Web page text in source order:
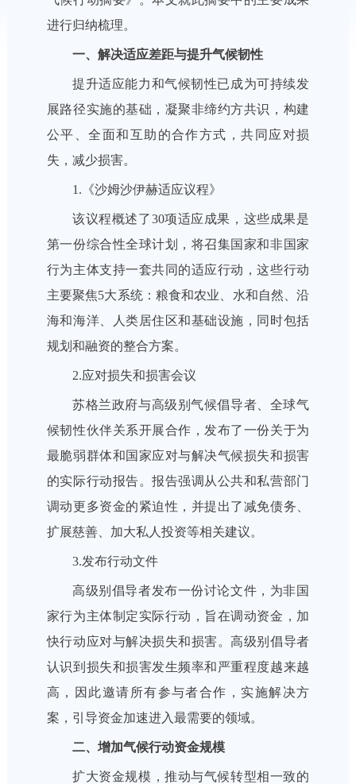
进行归纳梳理。
一、解决适应差距与提升气候韧性
提升适应能力和气候韧性已成为可持续发
展路径实施的基础，凝聚非缔约方共识，构建
公平、全面和互助的合作方式，共同应对损
失，减少损害。
1.《沙姆沙伊赫适应议程》
该议程概述了30项适应成果，这些成果是
第一份综合性全球计划，将召集国家和非国家
行为主体支持一套共同的适应行动，这些行动
主要聚焦5大系统：粮食和农业、水和自然、沿
海和海洋、人类居住区和基础设施，同时包括
规划和融资的整合方案。
2.应对损失和损害会议
苏格兰政府与高级别气候倡导者、全球气
候韧性伙伴关系开展合作，发布了一份关于为
最脆弱群体和国家应对与解决气候损失和损害
的实际行动报告。报告强调从公共和私营部门
调动更多资金的紧迫性，并提出了减免债务、
扩展慈善、加大私人投资等相关建议。
3.发布行动文件
高级别倡导者发布一份讨论文件，为非国
家行为主体制定实际行动，旨在调动资金，加
快行动应对与解决损失和损害。高级别倡导者
认识到损失和损害发生频率和严重程度越来越
高，因此邀请所有参与者合作，实施解决方
案，引导资金加速进入最需要的领域。
二、增加气候行动资金规模
扩大资金规模，推动与气候转型相一致的